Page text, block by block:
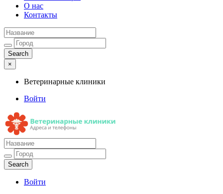
О нас
Контакты
×
Ветеринарные клиники
Войти
Ветеринарные клиники
Адреса и телефоны
Войти